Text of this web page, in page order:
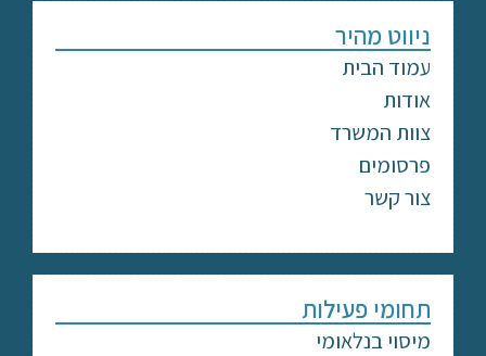
ניווט מהיר
עמוד הבית
אודות
צוות המשרד
פרסומים
צור קשר
תחומי פעילות
מיסוי בנלאומי